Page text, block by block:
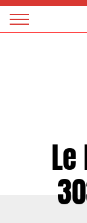
Magazine
Panneau de